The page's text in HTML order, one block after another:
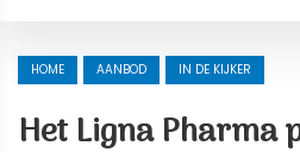
HOME AANBOD IN DE KIJKER
Het Ligna Pharma